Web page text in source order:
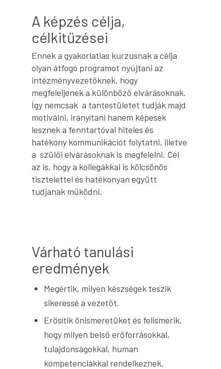
A képzés célja,
célkitűzései
Ennek a gyakorlatias kurzusnak a célja
olyan átfogó programot nyújtani az
intézményvezetőknek, hogy
megfeleljenek a különböző elvárásoknak.
Így nemcsak a tantestületet tudják majd
motiválni, irányítani hanem képesek
lesznek a fenntartóval hiteles és
hatékony kommunikációt folytatni, illetve
a szülői elvárásoknak is megfelelni. Cél
az is, hogy a kollegákkal is kölcsönös
tisztelettel és hatékonyan együtt
tudjanak működni.
Várható tanulási
eredmények
Megértik, milyen készségek teszik
sikeressé a vezetőt.
Erősítik önismeretüket és felismerik,
hogy milyen belső erőforrásokkal,
tulajdonságokkal, human
kompetenciákkal rendelkeznek.